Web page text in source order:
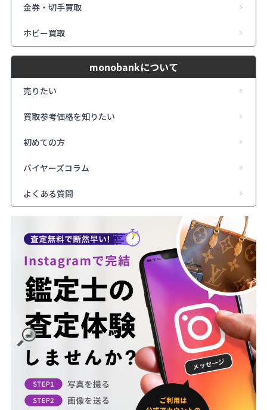
金券・切手買取
ホビー買取
monobankについて
売りたい
買取参考価格を知りたい
初めての方
バイヤーズコラム
よくある質問